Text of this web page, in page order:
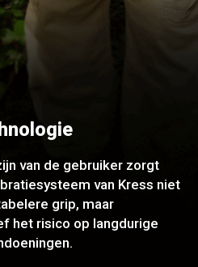
van de gebruiker zorgt
van Kress niet
grip, maar
het risico op langdurige